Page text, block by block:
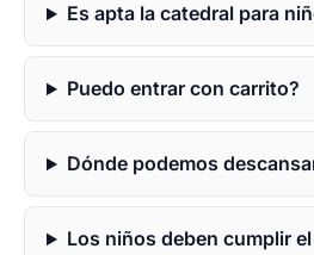
Es apta la catedral para
Puedo entrar con carrito?
Dónde podemos
Los niños deben cumplir